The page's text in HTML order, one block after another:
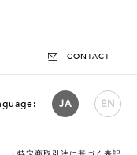
CONTACT
JA EN